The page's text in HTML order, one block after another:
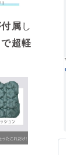
属し
超軽